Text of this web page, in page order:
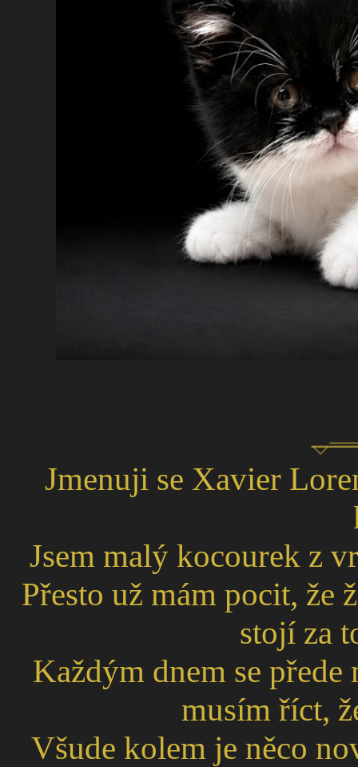
Jmenuji se Xavier
Jsem malý kocourek z
Přesto už mám pocit, že
stojí za
Každým dnem se přede
musím říct,
Všude kolem je něco